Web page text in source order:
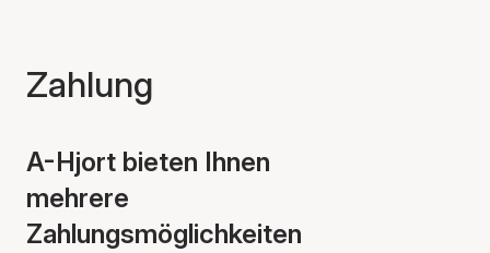
Zahlung
A-Hjort bieten Ihnen
mehrere
Zahlungsmöglichkeiten